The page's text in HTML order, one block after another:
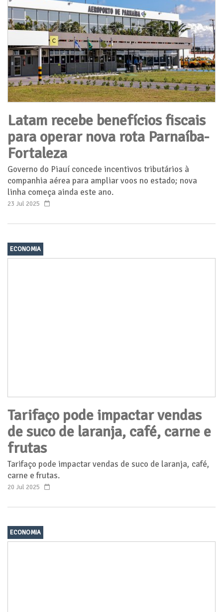
Latam recebe benefícios fiscais
para operar nova rota Parnaíba-
Fortaleza
Governo do Piauí concede incentivos tributários à
companhia aérea para ampliar voos no estado; nova
linha começa ainda este ano.
23 Jul 2025
ECONOMIA
Tarifaço pode impactar vendas
de suco de laranja, café, carne e
frutas
Tarifaço pode impactar vendas de suco de laranja, café,
carne e frutas.
20 Jul 2025
ECONOMIA